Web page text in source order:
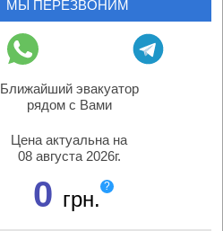
Ближайший эвакуатор
рядом с Вами
Цена актуальна на
08 августа 2026г.
0 грн.
?